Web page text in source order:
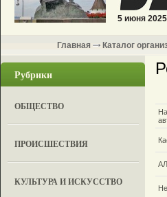
5 июня 2025
Главная Каталог
Рубрики
ОБЩЕСТВО
ПРОИСШЕСТВИЯ
КУЛЬТУРА И ИСКУССТВО